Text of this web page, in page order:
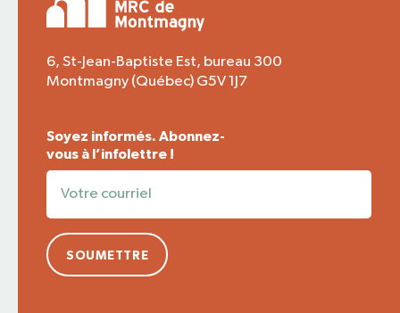
6, St-Jean-Baptiste Est, bureau 300
Montmagny (Québec) G5V 1J7
Soyez informés. Abonnez-
vous à l’infolettre !
SOUMETTRE